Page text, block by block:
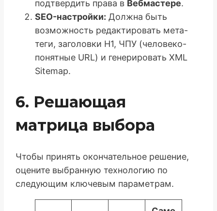
подтвердить права в Вебмастере.
SEO-настройки: Должна быть
возможность редактировать мета-
теги, заголовки H1, ЧПУ (человеко-
понятные URL) и генерировать XML
Sitemap.
6. Решающая
матрица выбора
Чтобы принять окончательное решение,
оцените выбранную технологию по
следующим ключевым параметрам.